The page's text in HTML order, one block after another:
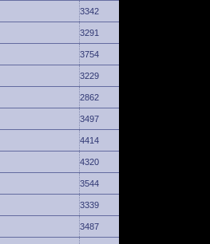
3342
3291
3754
3229
2862
3497
4414
4320
3544
3339
3487